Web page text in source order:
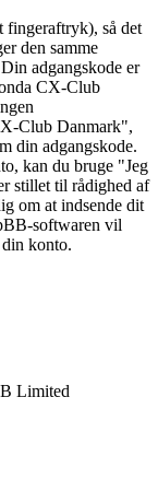
fingeraftryk), så det
den samme
adgangskode er
CX-Club
Club Danmark",
din adgangskode.
kan du bruge "Jeg
stillet til rådighed af
om at indsende dit
softwaren vil
konto.
Limited